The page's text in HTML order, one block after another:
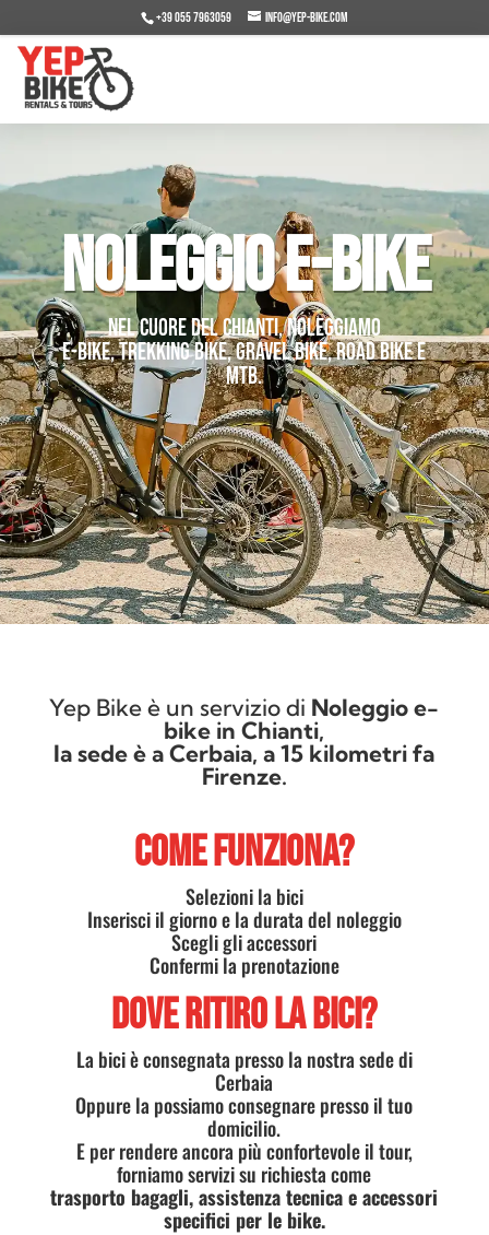
+39 055 7963059 info@yep-bike.com
NOLEGGIO E-BIKE
Nel cuore del Chianti, noleggiamo
E-Bike, Trekking bike, Gravel Bike, Road Bike e
MTB.
Yep Bike è un servizio di Noleggio e-
bike in Chianti,
la sede è a Cerbaia, a 15 kilometri fa
Firenze.
COME FUNZIONA?
Selezioni la bici
Inserisci il giorno e la durata del noleggio
Scegli gli accessori
Confermi la prenotazione
DOVE RITIRO LA BICI?
La bici è consegnata presso la nostra sede di
Cerbaia
Oppure la possiamo consegnare presso il tuo
domicilio.
E per rendere ancora più confortevole il tour,
forniamo servizi su richiesta come
trasporto bagagli, assistenza tecnica e accessori
specifici per le bike.